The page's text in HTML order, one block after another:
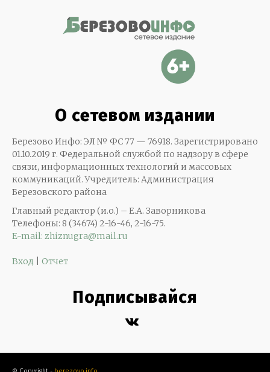
О сетевом издании
Березово Инфо: ЭЛ № ФС 77 — 76918. Зарегистрировано
01.10.2019 г. Федеральной службой по надзору в сфере
связи, информационных технологий и массовых
коммуникаций. Учредитель: Администрация
Березовского района
Главный редактор (и.о.) – Е.А. Заворникова
Телефоны: 8 (34674) 2-16-46, 2-16-75.
E-mail: zhiznugra@mail.ru
Вход Отчет
Подписывайся